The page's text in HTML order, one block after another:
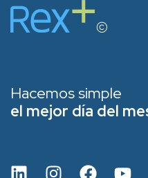
Hacemos simple
el mejor día del